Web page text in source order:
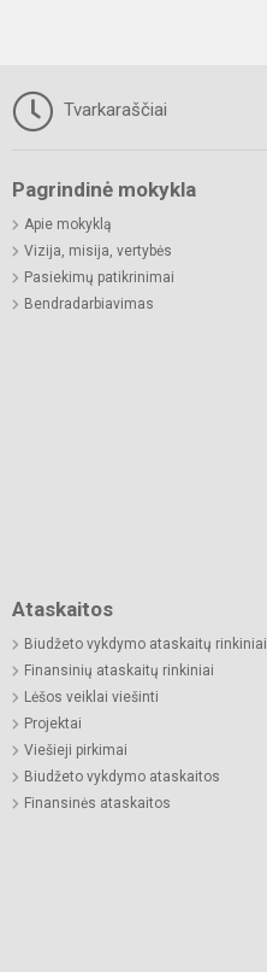
Tvarkaraščiai
Pagrindinė mokykla
Apie mokyklą
Vizija, misija, vertybės
Pasiekimų patikrinimai
Bendradarbiavimas
Ataskaitos
Biudžeto vykdymo ataskaitų rinkiniai
Finansinių ataskaitų rinkiniai
Lėšos veiklai viešinti
Projektai
Viešieji pirkimai
Biudžeto vykdymo ataskaitos
Finansinės ataskaitos